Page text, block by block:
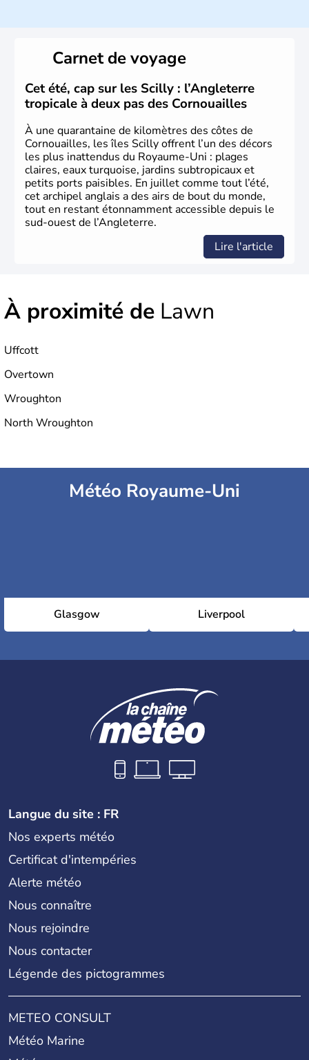
Histoire et administration
L'Angleterre est l’une des quatre nations constitutives du
Royaume-Uni. Elle est peuplée de plus de 50 millions
d’habitants, les Anglais, et constitue à elle seule, près de
84% de la population de l’ensemble. Le pays s’est créé au
Xème siècle et tient son nom desAngles
germanique installé sur ces terres. Première démocratie
parlementaire au monde, elle doit son développement à
l’essor industriel du XIXème siècle.
Carnet de voyage
Cet été, cap sur les Scilly : l’Angleterre
tropicale à deux pas des Cornouailles
À une quarantaine de kilomètres des côtes de
Cornouailles, les îles Scilly offrent l’un des décors
les plus inattendus du Royaume-Uni : plages
claires, eaux turquoise, jardins subtropicaux et
petits ports paisibles. En juillet comme tout l’été,
cet archipel anglais a des airs de bout du monde,
tout en restant étonnamment accessible depuis le
sud-ouest de l’Angleterre.
Lire l'article
À proximité de Lawn
Uffcott
Overtown
Wroughton
North Wroughton
Météo Royaume-Uni
Glasgow Liverpool
Langue du site : FR
Nos experts météo
Certificat d'intempéries
Alerte météo
Nous connaître
Nous rejoindre
Nous contacter
Légende des pictogrammes
METEO CONSULT
Météo Marine